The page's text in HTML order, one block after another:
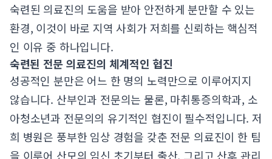
숙련된 의료진의 도움을 받아 안전하게 분만할 수 있는
환경, 이것이 바로 지역 사회가 저희를 신뢰하는 핵심적
인 이유 중 하나입니다.
숙련된 전문 의료진의 체계적인 협진
성공적인 분만은 어느 한 명의 노력만으로 이루어지지
않습니다. 산부인과 전문의는 물론, 마취통증의학과, 소
아청소년과 전문의의 유기적인 협진이 필수적입니다. 저
희 병원은 풍부한 임상 경험을 갖춘 전문 의료진이 한 팀
을 이루어 산모의 임신 초기부터 출산, 그리고 산후 관리